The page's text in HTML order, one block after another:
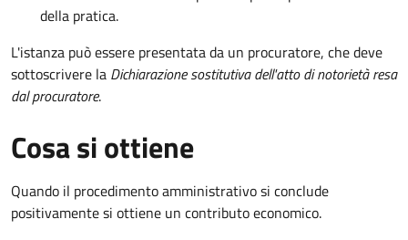
della pratica.
L'istanza può essere presentata da un procuratore, che deve
sottoscrivere la Dichiarazione sostitutiva dell'atto di notorietà resa
dal procuratore.
Cosa si ottiene
Quando il procedimento amministrativo si conclude
positivamente si ottiene un contributo economico.